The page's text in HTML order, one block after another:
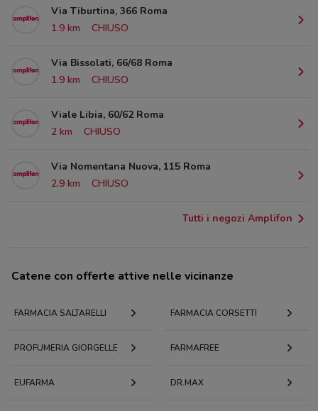
Via Tiburtina, 366 Roma
1.9 km
CHIUSO
Via Bissolati, 66/68 Roma
1.9 km
CHIUSO
Viale Libia, 60/62 Roma
2 km
CHIUSO
Via Nomentana Nuova, 115 Roma
2.9 km
CHIUSO
Tutti i negozi Amplifon
Catene con offerte attive nelle vicinanze
FARMACIA SALTARELLI FARMACIA CORSETTI
PROFUMERIA GIORGELLE FARMAFREE
EUFARMA DR.MAX